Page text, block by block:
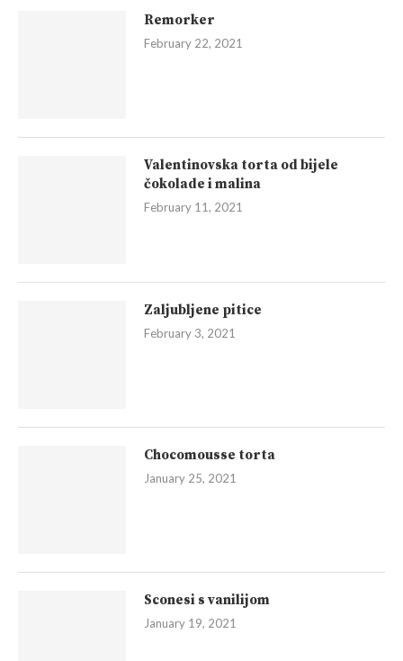
Remorker
February 22, 2021
Valentinovska torta od bijele
čokolade i malina
February 11, 2021
Zaljubljene pitice
February 3, 2021
Chocomousse torta
January 25, 2021
Sconesi s vanilijom
January 19, 2021